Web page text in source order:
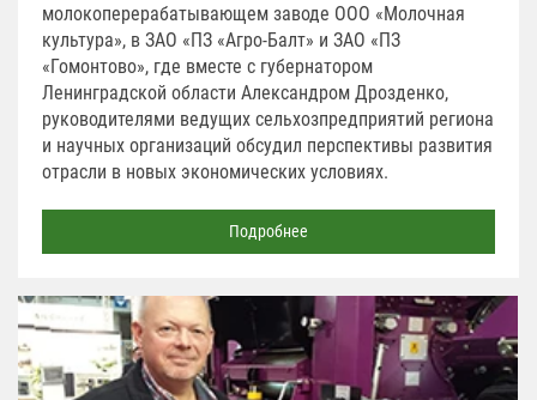
молокоперерабатывающем заводе ООО «Молочная
культура», в ЗАО «ПЗ «Агро-Балт» и ЗАО «ПЗ
«Гомонтово», где вместе с губернатором
Ленинградской области Александром Дрозденко,
руководителями ведущих сельхозпредприятий региона
и научных организаций обсудил перспективы развития
отрасли в новых экономических условиях.
Подробнее